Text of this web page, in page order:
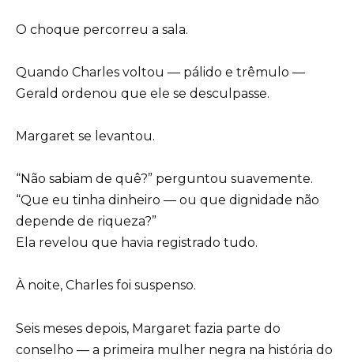
O choque percorreu a sala.
Quando Charles voltou — pálido e trêmulo —
Gerald ordenou que ele se desculpasse.
Margaret se levantou.
“Não sabiam de quê?” perguntou suavemente.
“Que eu tinha dinheiro — ou que dignidade não
depende de riqueza?”
Ela revelou que havia registrado tudo.
À noite, Charles foi suspenso.
Seis meses depois, Margaret fazia parte do
conselho — a primeira mulher negra na história do